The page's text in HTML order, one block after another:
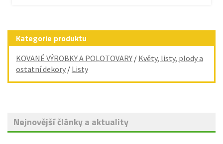
Kategorie produktu
KOVANÉ VÝROBKY A POLOTOVARY / Květy, listy, plody a
ostatní dekory / Listy
Nejnovější články a aktuality